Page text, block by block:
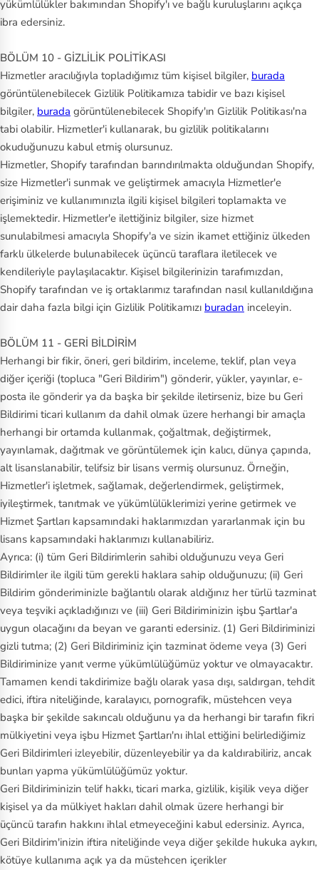
yükümlülükler bakımından Shopify'ı ve bağlı kuruluşlarını açıkça
ibra edersiniz.
BÖLÜM 10 - GİZLİLİK POLİTİKASI
Hizmetler aracılığıyla topladığımız tüm kişisel bilgiler, burada
görüntülenebilecek Gizlilik Politikamıza tabidir ve bazı kişisel
bilgiler, burada görüntülenebilecek Shopify'ın Gizlilik Politikası'na
tabi olabilir. Hizmetler'i kullanarak, bu gizlilik politikalarını
okuduğunuzu kabul etmiş olursunuz.
Hizmetler, Shopify tarafından barındırılmakta olduğundan Shopify,
size Hizmetler'i sunmak ve geliştirmek amacıyla Hizmetler'e
erişiminiz ve kullanımınızla ilgili kişisel bilgileri toplamakta ve
işlemektedir. Hizmetler'e ilettiğiniz bilgiler, size hizmet
sunulabilmesi amacıyla Shopify'a ve sizin ikamet ettiğiniz ülkeden
farklı ülkelerde bulunabilecek üçüncü taraflara iletilecek ve
kendileriyle paylaşılacaktır. Kişisel bilgilerinizin tarafımızdan,
Shopify tarafından ve iş ortaklarımız tarafından nasıl kullanıldığına
dair daha fazla bilgi için Gizlilik Politikamızı buradan inceleyin.
BÖLÜM 11 - GERİ BİLDİRİM
Herhangi bir fikir, öneri, geri bildirim, inceleme, teklif, plan veya
diğer içeriği (topluca "Geri Bildirim") gönderir, yükler, yayınlar, e-
posta ile gönderir ya da başka bir şekilde iletirseniz, bize bu Geri
Bildirimi ticari kullanım da dahil olmak üzere herhangi bir amaçla
herhangi bir ortamda kullanmak, çoğaltmak, değiştirmek,
yayınlamak, dağıtmak ve görüntülemek için kalıcı, dünya çapında,
alt lisanslanabilir, telifsiz bir lisans vermiş olursunuz. Örneğin,
Hizmetler'i işletmek, sağlamak, değerlendirmek, geliştirmek,
iyileştirmek, tanıtmak ve yükümlülüklerimizi yerine getirmek ve
Hizmet Şartları kapsamındaki haklarımızdan yararlanmak için bu
lisans kapsamındaki haklarımızı kullanabiliriz.
Ayrıca: (i) tüm Geri Bildirimlerin sahibi olduğunuzu veya Geri
Bildirimler ile ilgili tüm gerekli haklara sahip olduğunuzu; (ii) Geri
Bildirim gönderiminizle bağlantılı olarak aldığınız her türlü tazminat
veya teşviki açıkladığınızı ve (iii) Geri Bildiriminizin işbu Şartlar'a
uygun olacağını da beyan ve garanti edersiniz. (1) Geri Bildiriminizi
gizli tutma; (2) Geri Bildiriminiz için tazminat ödeme veya (3) Geri
Bildiriminize yanıt verme yükümlülüğümüz yoktur ve olmayacaktır.
Tamamen kendi takdirimize bağlı olarak yasa dışı, saldırgan, tehdit
edici, iftira niteliğinde, karalayıcı, pornografik, müstehcen veya
başka bir şekilde sakıncalı olduğunu ya da herhangi bir tarafın fikri
mülkiyetini veya işbu Hizmet Şartları'nı ihlal ettiğini belirlediğimiz
Geri Bildirimleri izleyebilir, düzenleyebilir ya da kaldırabiliriz, ancak
bunları yapma yükümlülüğümüz yoktur.
Geri Bildiriminizin telif hakkı, ticari marka, gizlilik, kişilik veya diğer
kişisel ya da mülkiyet hakları dahil olmak üzere herhangi bir
üçüncü tarafın hakkını ihlal etmeyeceğini kabul edersiniz. Ayrıca,
Geri Bildirim'inizin iftira niteliğinde veya diğer şekilde hukuka aykırı,
kötüye kullanıma açık ya da müstehcen içerikler